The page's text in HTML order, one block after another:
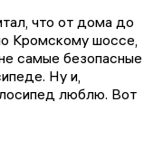
что от дома до
Кромскому шоссе,
самые безопасные
Ну и,
люблю. Вот